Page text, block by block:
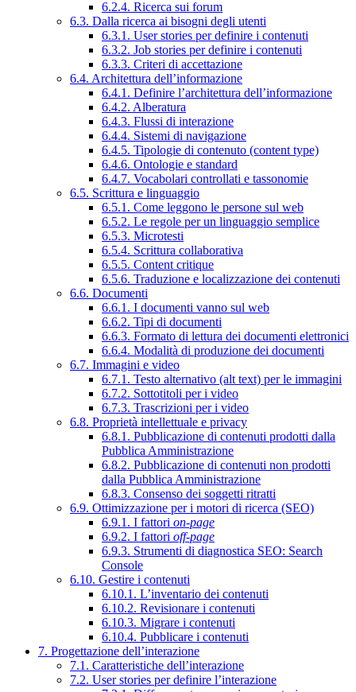
6.2.4. Ricerca sui forum
6.3. Dalla ricerca ai bisogni degli utenti
6.3.1. User stories per definire i contenuti
6.3.2. Job stories per definire i contenuti
6.3.3. Criteri di accettazione
6.4. Architettura dell’informazione
6.4.1. Definire l’architettura dell’informazione
6.4.2. Alberatura
6.4.3. Flussi di interazione
6.4.4. Sistemi di navigazione
6.4.5. Tipologie di contenuto (content type)
6.4.6. Ontologie e standard
6.4.7. Vocabolari controllati e tassonomie
6.5. Scrittura e linguaggio
6.5.1. Come leggono le persone sul web
6.5.2. Le regole per un linguaggio semplice
6.5.3. Microtesti
6.5.4. Scrittura collaborativa
6.5.5. Content critique
6.5.6. Traduzione e localizzazione dei contenuti
6.6. Documenti
6.6.1. I documenti vanno sul web
6.6.2. Tipi di documenti
6.6.3. Formato di lettura dei documenti elettronici
6.6.4. Modalità di produzione dei documenti
6.7. Immagini e video
6.7.1. Testo alternativo (alt text) per le immagini
6.7.2. Sottotitoli per i video
6.7.3. Trascrizioni per i video
6.8. Proprietà intellettuale e privacy
6.8.1. Pubblicazione di contenuti prodotti dalla
Pubblica Amministrazione
6.8.2. Pubblicazione di contenuti non prodotti
dalla Pubblica Amministrazione
6.8.3. Consenso dei soggetti ritratti
6.9. Ottimizzazione per i motori di ricerca (SEO)
6.9.1. I fattori on-page
6.9.2. I fattori off-page
6.9.3. Strumenti di diagnostica SEO: Search
Console
6.10. Gestire i contenuti
6.10.1. L’inventario dei contenuti
6.10.2. Revisionare i contenuti
6.10.3. Migrare i contenuti
6.10.4. Pubblicare i contenuti
7. Progettazione dell’interazione
7.1. Caratteristiche dell’interazione
7.2. User stories per definire l’interazione